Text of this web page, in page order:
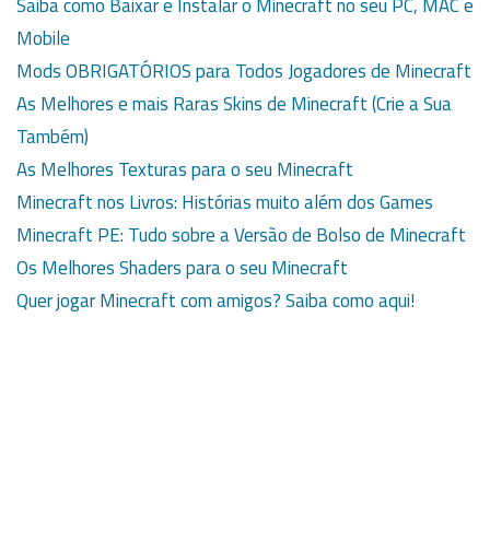
Mobile
Mods OBRIGATÓRIOS para Todos Jogadores de Minecraft
As Melhores e mais Raras Skins de Minecraft (Crie a Sua
Também)
As Melhores Texturas para o seu Minecraft
Minecraft nos Livros: Histórias muito além dos Games
Minecraft PE: Tudo sobre a Versão de Bolso de Minecraft
Os Melhores Shaders para o seu Minecraft
Quer jogar Minecraft com amigos? Saiba como aqui!